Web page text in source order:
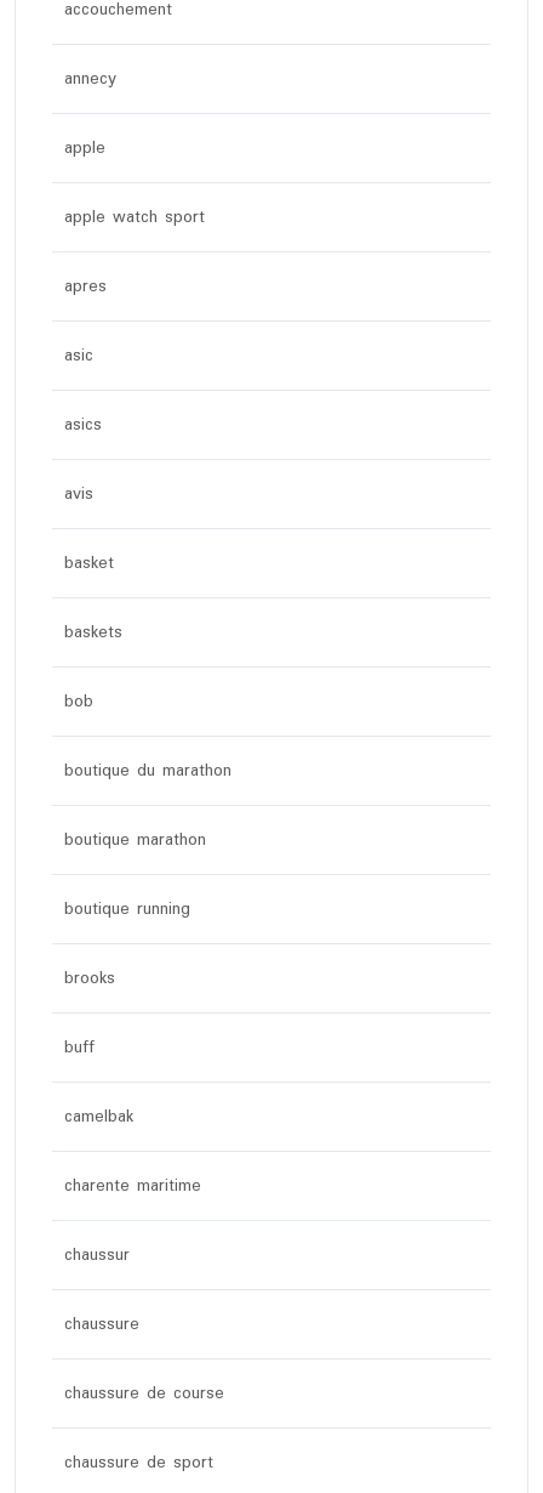
accouchement
annecy
apple
apple watch sport
apres
asic
asics
avis
basket
baskets
bob
boutique du marathon
boutique marathon
boutique running
brooks
buff
camelbak
charente maritime
chaussur
chaussure
chaussure de course
chaussure de sport